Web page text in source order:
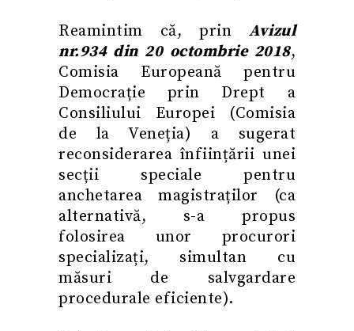
Reamintim că, prin Avizul
nr.934 din 20 octombrie 2018,
Comisia Europeană pentru
Democrație prin Drept a
Consiliului Europei (Comisia
de la Veneția) a sugerat
reconsiderarea înființării unei
secții speciale pentru
anchetarea magistraților (ca
alternativă, s-a propus
folosirea unor procurori
specializați, simultan cu
măsuri de salvgardare
procedurale eficiente).